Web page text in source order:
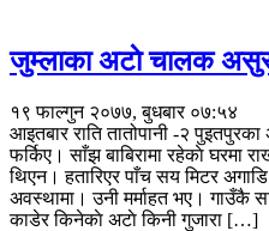
जुम्लाका अटाे चालक
१९ फाल्गुन २०७७, बुधबार ०७:५४
आइतबार राति तातोपानी -२
फर्किए। साँझ बाबिरामा रहेकाे घरमा
थिएन। हतारिएर पाँच सय मिटर
अवस्थामा। उनी मर्माहत भए। गाउँकै
काडेर किनेकाे अटाे किनी गुजारा […]